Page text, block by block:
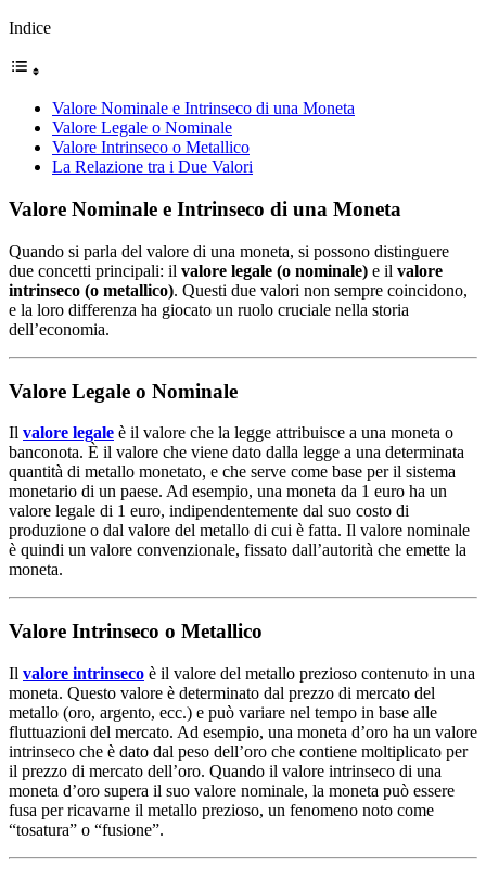
Indice
Valore Nominale e Intrinseco di una Moneta
Valore Legale o Nominale
Valore Intrinseco o Metallico
La Relazione tra i Due Valori
Valore Nominale e Intrinseco di una Moneta
Quando si parla del valore di una moneta, si possono distinguere
due concetti principali: il valore legale (o nominale) e il valore
intrinseco (o metallico). Questi due valori non sempre coincidono,
e la loro differenza ha giocato un ruolo cruciale nella storia
dell’economia.
Valore Legale o Nominale
Il valore legale è il valore che la legge attribuisce a una moneta o
banconota. È il valore che viene dato dalla legge a una determinata
quantità di metallo monetato, e che serve come base per il sistema
monetario di un paese. Ad esempio, una moneta da 1 euro ha un
valore legale di 1 euro, indipendentemente dal suo costo di
produzione o dal valore del metallo di cui è fatta. Il valore nominale
è quindi un valore convenzionale, fissato dall’autorità che emette la
moneta.
Valore Intrinseco o Metallico
Il valore intrinseco è il valore del metallo prezioso contenuto in una
moneta. Questo valore è determinato dal prezzo di mercato del
metallo (oro, argento, ecc.) e può variare nel tempo in base alle
fluttuazioni del mercato. Ad esempio, una moneta d’oro ha un valore
intrinseco che è dato dal peso dell’oro che contiene moltiplicato per
il prezzo di mercato dell’oro. Quando il valore intrinseco di una
moneta d’oro supera il suo valore nominale, la moneta può essere
fusa per ricavarne il metallo prezioso, un fenomeno noto come
“tosatura” o “fusione”.